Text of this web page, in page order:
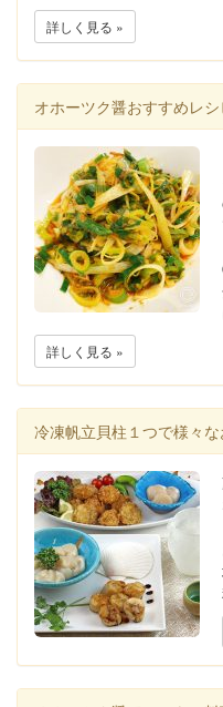
詳しく見る »
オホーツク醤おすすめレ
詳しく見る »
冷凍帆立貝柱１つで様々な